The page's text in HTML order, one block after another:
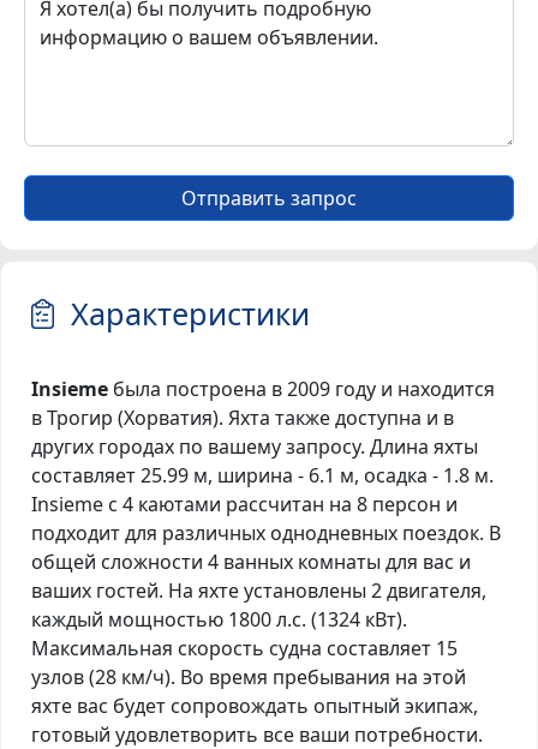
Отправить запрос
Характеристики
Insieme была построена в 2009 году и находится
в Трогир (Хорватия). Яхта также доступна и в
других городах по вашему запросу. Длина яхты
составляет 25.99 м, ширина - 6.1 м, осадка - 1.8 м.
Insieme с 4 каютами рассчитан на 8 персон и
подходит для различных однодневных поездок. В
общей сложности 4 ванных комнаты для вас и
ваших гостей. На яхте установлены 2 двигателя,
каждый мощностью 1800 л.с. (1324 кВт).
Максимальная скорость судна составляет 15
узлов (28 км/ч). Во время пребывания на этой
яхте вас будет сопровождать опытный экипаж,
готовый удовлетворить все ваши потребности.